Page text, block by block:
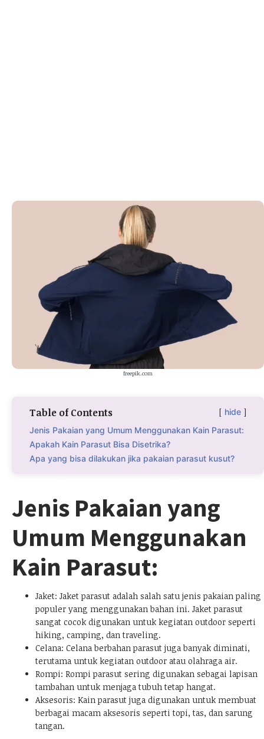
freepik.com
Table of Contents
hide
Jenis Pakaian yang Umum Menggunakan Kain Parasut:
Apakah Kain Parasut Bisa Disetrika?
Apa yang bisa dilakukan jika pakaian parasut kusut?
Jenis Pakaian yang
Umum Menggunakan
Kain Parasut:
Jaket: Jaket parasut adalah salah satu jenis pakaian paling
populer yang menggunakan bahan ini. Jaket parasut
sangat cocok digunakan untuk kegiatan outdoor seperti
hiking, camping, dan traveling.
Celana: Celana berbahan parasut juga banyak diminati,
terutama untuk kegiatan outdoor atau olahraga air.
Rompi: Rompi parasut sering digunakan sebagai lapisan
tambahan untuk menjaga tubuh tetap hangat.
Aksesoris: Kain parasut juga digunakan untuk membuat
berbagai macam aksesoris seperti topi, tas, dan sarung
tangan.